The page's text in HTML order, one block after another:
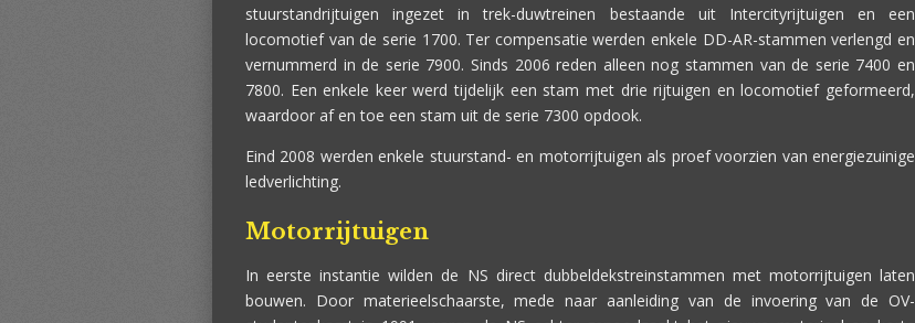
stuurstandrijtuigen ingezet in trek-duwtreinen bestaande uit Intercityrijtuigen en een
locomotief van de serie 1700. Ter compensatie werden enkele DD-AR-stammen verlengd en
vernummerd in de serie 7900. Sinds 2006 reden alleen nog stammen van de serie 7400 en
7800. Een enkele keer werd tijdelijk een stam met drie rijtuigen en locomotief geformeerd,
waardoor af en toe een stam uit de serie 7300 opdook.
Eind 2008 werden enkele stuurstand- en motorrijtuigen als proef voorzien van energiezuinige
ledverlichting.
Motorrijtuigen
In eerste instantie wilden de NS direct dubbeldekstreinstammen met motorrijtuigen laten
bouwen. Door materieelschaarste, mede naar aanleiding van de invoering van de OV-